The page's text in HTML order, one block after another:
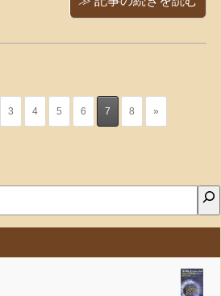
ω＾）」「うわ～～お！！ヽ(≧∀≦)ﾉ」
3 4 5 6 7 8 »